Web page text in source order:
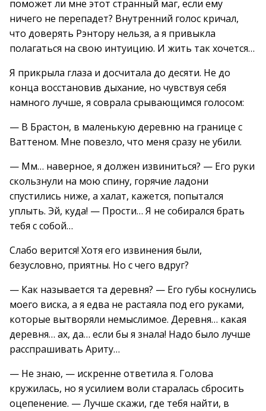
поможет ли мне этот странный маг, если ему
ничего не перепадет? Внутренний голос кричал,
что доверять Рэнтору нельзя, а я привыкла
полагаться на свою интуицию. И жить так хочется…
Я прикрыла глаза и досчитала до десяти. Не до
конца восстановив дыхание, но чувствуя себя
намного лучше, я соврала срывающимся голосом:
— В Брастон, в маленькую деревню на границе с
Ваттеном. Мне повезло, что меня сразу не убили.
— Мм… наверное, я должен извиниться? — Его руки
скользнули на мою спину, горячие ладони
спустились ниже, а халат, кажется, попытался
уплыть. Эй, куда! — Прости… Я не собирался брать
тебя с собой…
Слабо верится! Хотя его извинения были,
безусловно, приятны. Но с чего вдруг?
— Как называется та деревня? — Его губы коснулись
моего виска, а я едва не растаяла под его руками,
которые вытворяли немыслимое. Деревня… какая
деревня… ах, да… если бы я знала! Надо было лучше
расспрашивать Ариту…
— Не знаю, — искренне ответила я. Голова
кружилась, но я усилием воли старалась сбросить
оцепенение. — Лучше скажи, где тебя найти, в